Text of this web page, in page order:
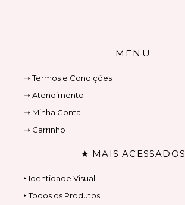
MENU
➝ Termos e Condições
➝ Atendimento
➝ Minha Conta
➝ Carrinho
★ MAIS ACESSADOS
‣ Identidade Visual
‣ Todos os Produtos